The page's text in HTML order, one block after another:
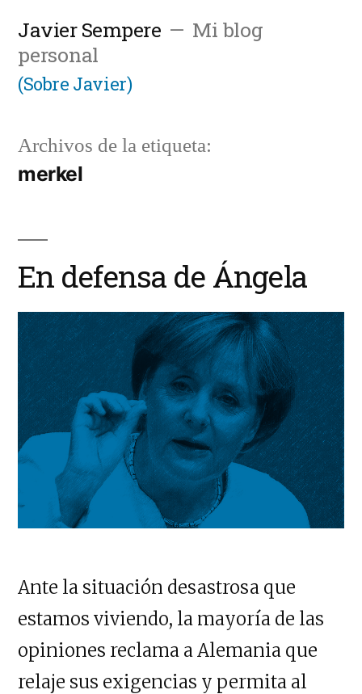
contenido
Javier Sempere
Mi blog
personal
(Sobre Javier)
Archivos de la etiqueta:
merkel
En defensa de Ángela
Ante la situación desastrosa que
estamos viviendo, la mayoría de las
opiniones reclama a Alemania que
relaje sus exigencias y permita al